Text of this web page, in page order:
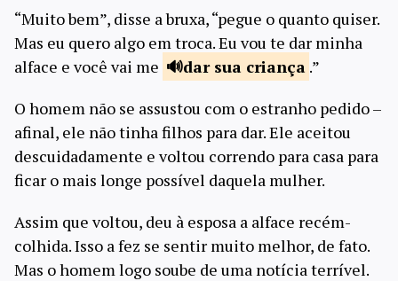
“Muito bem”, disse a bruxa, “pegue o quanto quiser.
Mas eu quero algo em troca. Eu vou te dar minha
alface e você vai me
dar sua criança .”
O homem não se assustou com o estranho pedido –
afinal, ele não tinha filhos para dar. Ele aceitou
descuidadamente e voltou correndo para casa para
ficar o mais longe possível daquela mulher.
Assim que voltou, deu à esposa a alface recém-
colhida. Isso a fez se sentir muito melhor, de fato.
Mas o homem logo soube de uma notícia terrível.